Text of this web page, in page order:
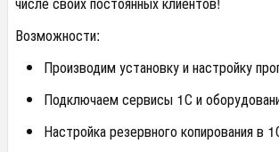
Возможности:
Производим установку и настройку
Подключаем сервисы 1С и
Настройка резервного копирования в